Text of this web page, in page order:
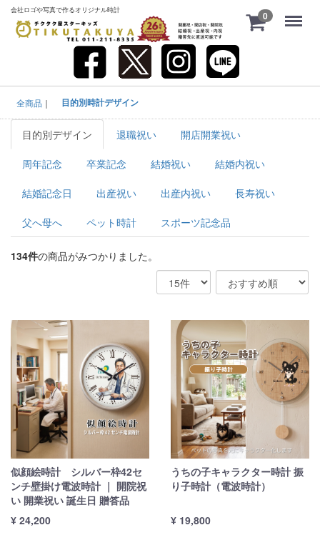
会社ロゴや写真で作るオリジナル時計 0 Menu
全商品 目的別時計デザイン
目的別デザイン 退職祝い 開店開業祝い
周年記念 卒業記念 結婚祝い 結婚内祝い
結婚記念日 出産祝い 出産内祝い 長寿祝い
父へ母へ ペット時計 スポーツ記念品
134件の商品がみつかりました。
似顔絵時計 シルバー枠42セ
ンチ壁掛け電波時計 ｜ 開院祝
い 開業祝い 誕生日 贈答品
¥ 24,200
うちの子キャラクター時計 振
り子時計（電波時計）
¥ 19,800